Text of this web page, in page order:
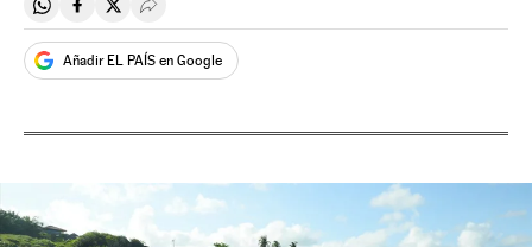
Compartir en Whatsapp
Compartir en Facebook
Compartir en Twitter
Desplegar Redes Sociales
Añadir EL PAÍS en Google